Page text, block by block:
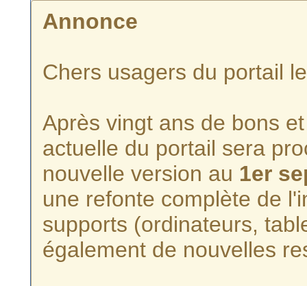
Annonce
Chers usagers du portail
Après vingt ans de bons
actuelle du portail sera
nouvelle version au 1er
une refonte complète de
supports (ordinateurs,
également de nouvelles